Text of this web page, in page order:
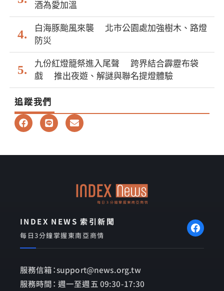
酒為愛加溫
白海豚颱風來襲 北市公園處加強樹木、路燈
防災
九份紅燈籠祭進入尾聲 跨界結合霹靂布袋
戲 推出夜遊、解謎與聯名提燈體驗
追蹤我們
F
a
b
L
i
E
n
l
INDEX NEWS 索引新聞
每日3分鐘掌握東南亞商情
服務信箱：support@news.org.tw
服務時間： 週一至週五 09:30-17:30